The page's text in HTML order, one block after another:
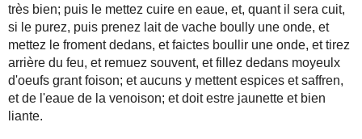
très bien; puis le mettez cuire en eaue, et, quant il sera cuit,
si le purez, puis prenez lait de vache boully une onde, et
mettez le froment dedans, et faictes boullir une onde, et tirez
arrière du feu, et remuez souvent, et fillez dedans moyeulx
d'oeufs grant foison; et aucuns y mettent espices et saffren,
et de l'eaue de la venoison; et doit estre jaunette et bien
liante.